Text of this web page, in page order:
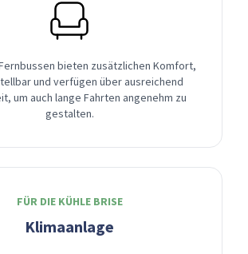
bieten zusätzlichen Komfort,
und verfügen über ausreichend
um auch lange Fahrten angenehm zu
gestalten.
FÜR DIE KÜHLE BRISE
Klimaanlage